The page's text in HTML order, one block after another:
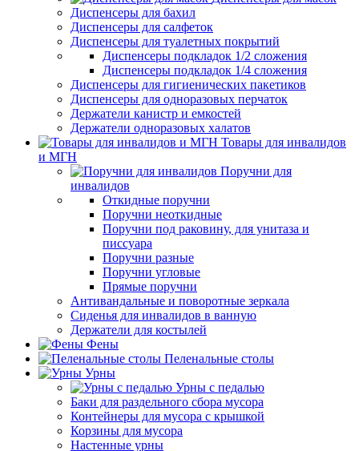
Диспенсеры для бахил
Диспенсеры для салфеток
Диспенсеры для туалетных покрытий
Диспенсеры подкладок 1/2 сложения
Диспенсеры подкладок 1/4 сложения
Диспенсеры для гигиенических пакетиков
Диспенсеры для одноразовых перчаток
Держатели канистр и емкостей
Держатели одноразовых халатов
Товары для инвалидов
и МГН
Поручни для
инвалидов
Откидные поручни
Поручни неоткидные
Поручни под раковину, для унитаза и
писсуара
Поручни разные
Поручни угловые
Прямые поручни
Антивандальные и поворотные зеркала
Сиденья для инвалидов в ванную
Держатели для костылей
Фены
Пеленальные столы
Урны
Урны с педалью
Баки для раздельного сбора мусора
Контейнеры для мусора с крышкой
Корзины для мусора
Настенные урны